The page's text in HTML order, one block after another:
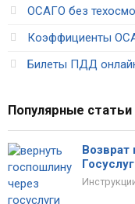
ОСАГО без
Коэффициенты
Билеты ПДД
Популярные статьи